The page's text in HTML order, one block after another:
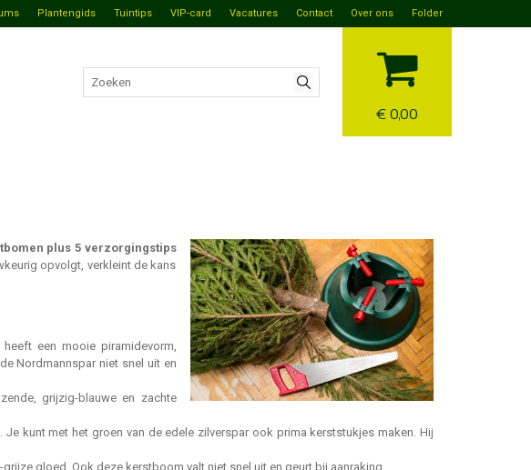
€ 0,00
Plantengids Tuintips VIP-card Vacatures Contact Over ons Folder
plus 5 verzorgingstips
opvolgt, verkleint de kans
een mooie piramidevorm,
Nordmannspar niet snel uit en
grijzig-blauwe en zachte
kunt met het groen van de edele zilverspar ook prima kerststukjes maken. Hij
gloed. Ook deze kerstboom valt niet snel uit en geurt bij aanraking.